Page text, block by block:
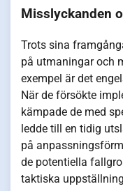
Misslyckanden
Trots sina
på utmaningar och
exempel är det
När de försökte
kämpade de med
ledde till en tidig
på
de potentiella
taktiska